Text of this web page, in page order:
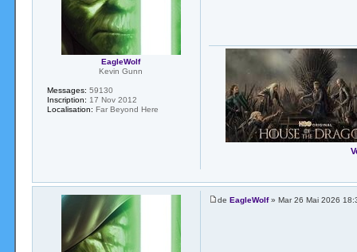
EagleWolf
Kevin Gunn
Messages: 59130
Inscription: 17 Nov 2012
Localisation: Far Beyond Here
de EagleWolf» Mar 26 Mai 2026